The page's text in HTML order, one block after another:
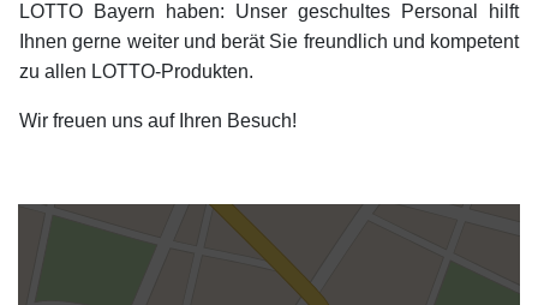
LOTTO Bayern haben: Unser geschultes Personal hilft
Ihnen gerne weiter und berät Sie freundlich und kompetent
zu allen LOTTO-Produkten.
Wir freuen uns auf Ihren Besuch!